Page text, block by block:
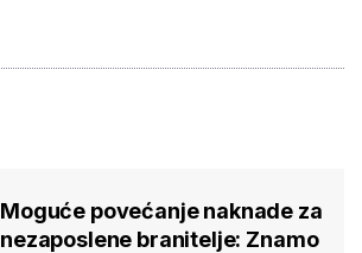
Moguće povećanje naknade za
nezaposlene branitelje: Znamo